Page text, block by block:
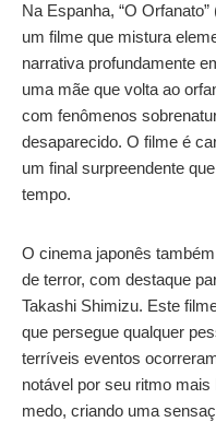
Na Espanha, “O
um filme que mistura
narrativa profundamente
uma mãe que volta ao
com fenômenos
desaparecido. O filme é
um final surpreendente
tempo.
O cinema japonês
de terror, com destaque
Takashi Shimizu. Este
que persegue qualquer
terríveis eventos
notável por seu ritmo
medo, criando uma